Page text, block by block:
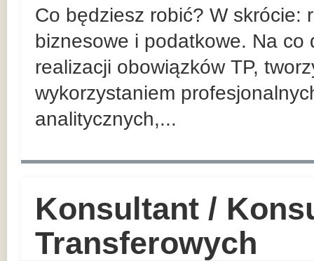
Co będziesz robić? W skrócie:
biznesowe i podatkowe. Na
realizacji obowiązków TP,
wykorzystaniem
analitycznych,...
Konsultant /
Transferowych